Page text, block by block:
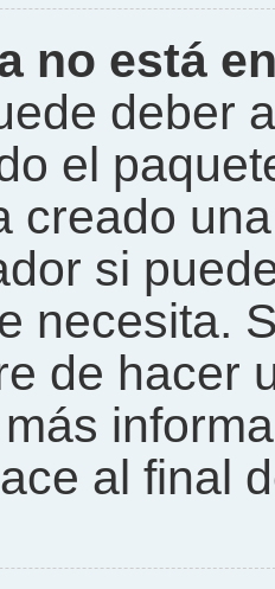
no está
deber
el
creado
si
necesita.
de hacer
al final